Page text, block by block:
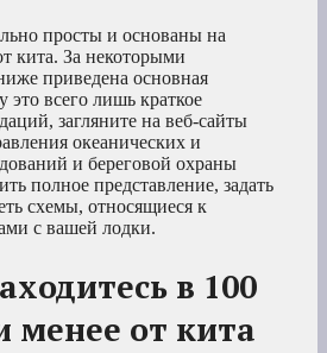
просты и основаны на
кита. За некоторыми
приведена основная
это всего лишь краткое
загляните на веб-сайты
океанических и
и береговой охраны
полное представление, задать
схемы, относящиеся к
с вашей лодки.
в 100
менее от кита